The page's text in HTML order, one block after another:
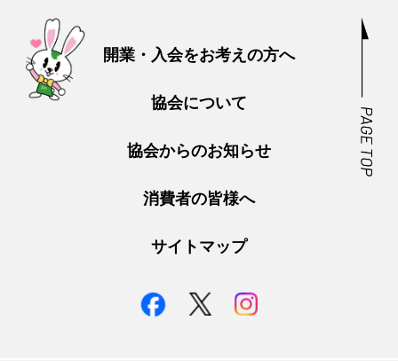
開業・入会をお考えの方へ
協会について
協会からのお知らせ
消費者の皆様へ
サイトマップ